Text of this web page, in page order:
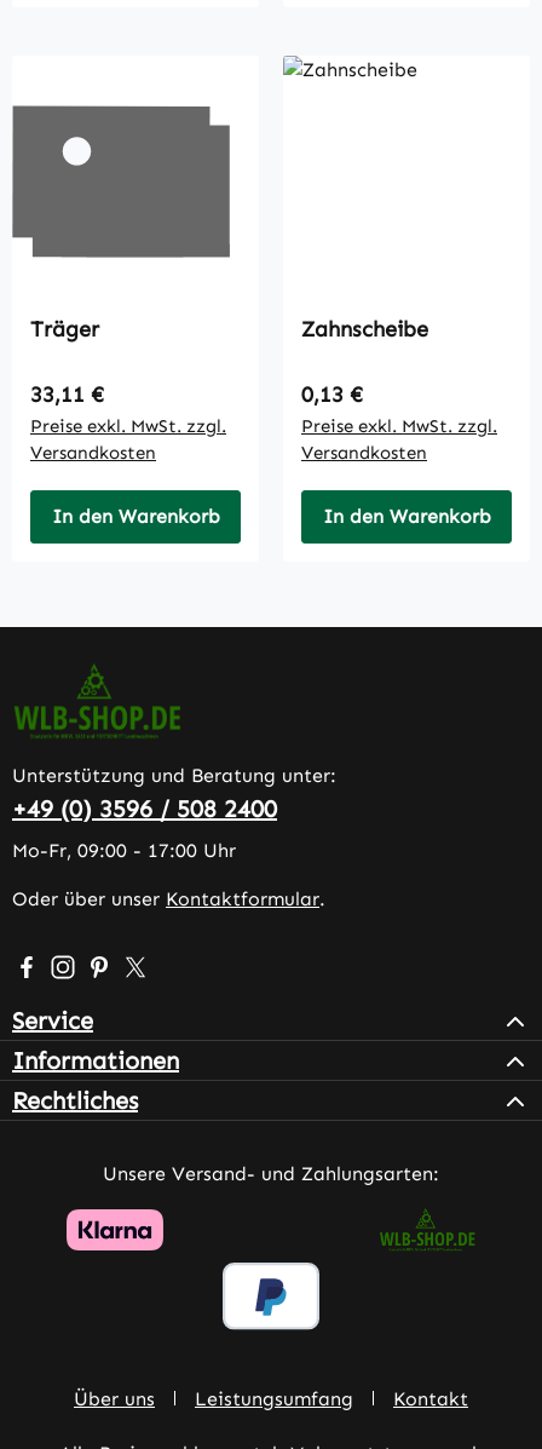
Träger
Regulärer Preis:
33,11 €
Preise exkl. MwSt. zzgl.
Versandkosten
In den Warenkorb
Zahnscheibe
Regulärer Preis:
0,13 €
Preise exkl. MwSt. zzgl.
Versandkosten
In den Warenkorb
Unterstützung und Beratung unter:
+49 (0) 3596 / 508 2400
Mo-Fr, 09:00 - 17:00 Uhr
Oder über unser Kontaktformular.
Besuche uns auf Facebook – öffnet in neuem Tab
Schau auf Instagram vorbei – öffnet in neuem Tab
Lass dich auf Pinterest inspirieren – öffnet in
Folge uns auf X – öffnet in neuem Tab
Service
Informationen
Rechtliches
Unsere Versand- und Zahlungsarten:
Über uns Leistungsumfang Kontakt